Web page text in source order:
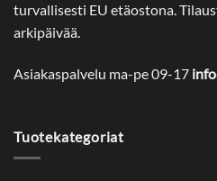
turvallisesti EU etäostona.
arkipäivää.
Asiakaspalvelu ma-pe 09-17
Tuotekategoriat